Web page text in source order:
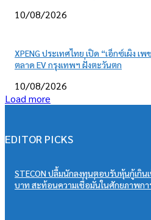
10/08/2026
XPENG ประเทศไทย เปิด “เอ็กซ์เผิง เ
ตลาด EV กรุงเทพฯ ฝั่งตะวันตก
10/08/2026
Load more
EDITOR PICKS
STECON ปลื้มนักลงทุนตอบรับหุ้นกู้เกิน
บาท สะท้อนความเชื่อมั่นในศักยภาพกา